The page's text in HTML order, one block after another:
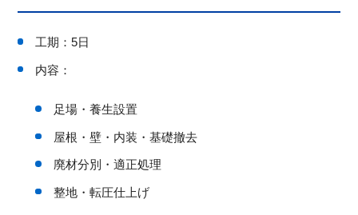
工期：5日
内容：
足場・養生設置
屋根・壁・内装・基礎撤去
廃材分別・適正処理
整地・転圧仕上げ